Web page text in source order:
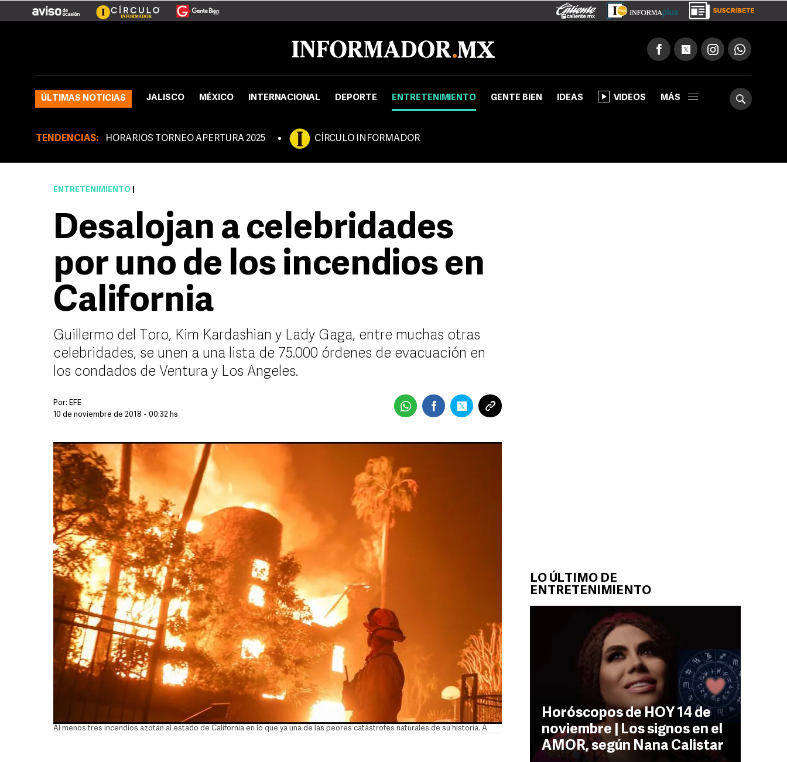
ÚLTIMAS NOTICIAS JALISCO MÉXICO INTERNACIONAL DEPORTE ENTRETENIMIENTO GENTE BIEN IDEAS VIDEOS MÁS
TENDENCIAS: HORARIOS TORNEO APERTURA 2025 CÍRCULO INFORMADOR
LO ÚLTIMO DE
ENTRETENIMIENTO
Horóscopos de HOY 14 de
noviembre | Los signos en el
AMOR, según Nana Calistar
ENTRETENIMIENTO
Desalojan a celebridades
por uno de los incendios en
California
Guillermo del Toro, Kim Kardashian y Lady Gaga, entre muchas otras
celebridades, se unen a una lista de 75.000 órdenes de evacuación en
los condados de Ventura y Los Angeles.
Por: EFE
10 de noviembre de 2018 - 00:32 hs
Al menos tres incendios azotan al estado de California en lo que ya una de las peores catástrofes naturales de su historia. A